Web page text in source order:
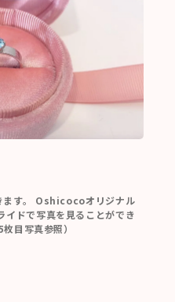
ます。 Oshicocoオリジナル
ドで写真を見ることができ
枚目写真参照）